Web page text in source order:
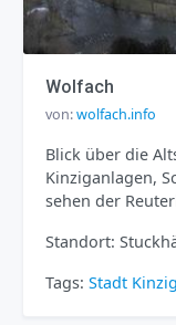
Wolfach
von:wolfach.info
Blick über die
Kinziganlagen,
sehen der
Standort:
Tags: Stadt